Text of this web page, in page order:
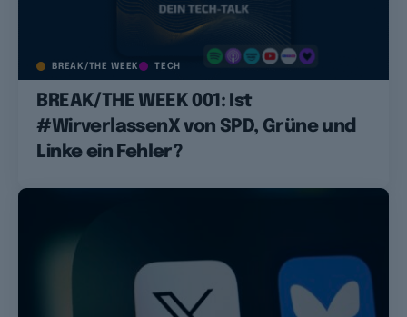
BREAK/THE WEEK TECH
BREAK/THE WEEK 001: Ist
#WirverlassenX von SPD, Grüne und
Linke ein Fehler?